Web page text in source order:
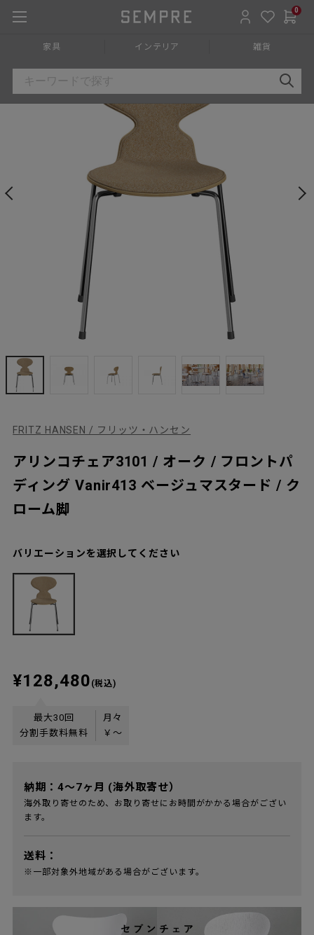
0
家具 インテリア 雑貨
HOME チェア椅子 » ダイニングチェア » アームレスチ
FRITZ HANSEN / フリッツ・ハンセン
アリンコチェア3101 / オーク / フロントパ
ディング Vanir413 ベージュマスタード / ク
ローム脚
バリエーションを選択してください
¥128,480 (税込)
最大30回
分割手数料無料
月々
￥ 〜
納期：4～7ヶ月 (海外取寄せ）
海外取り寄せのため、お取り寄せにお時間がかかる場合がござい
ます。
送料：
※一部対象外地域がある場合がございます。